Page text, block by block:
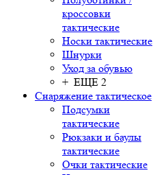
кроссовки
тактические
Носки тактические
Шнурки
Уход за обувью
+ ЕЩЕ 2
Снаряжение тактическое
Подсумки
тактические
Рюкзаки и баулы
тактические
Очки тактические